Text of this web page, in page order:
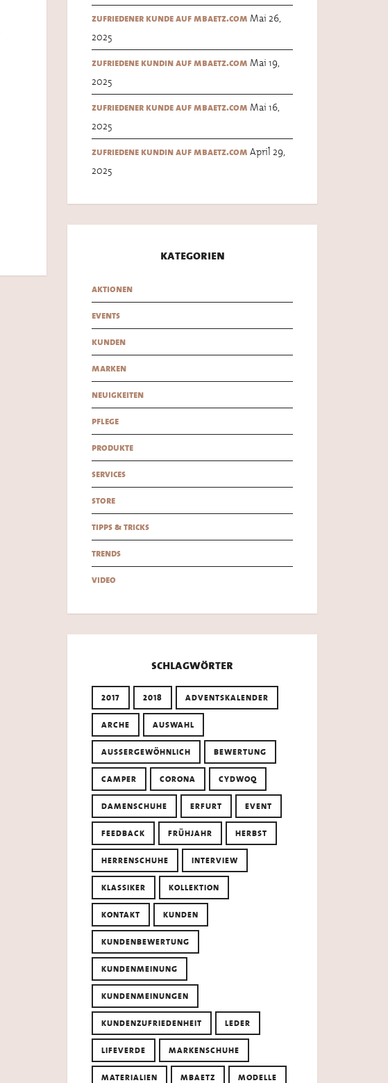
zufriedener kunde auf mbaetz.com Mai 26,
2025
zufriedene kundin auf mbaetz.com Mai 19,
2025
zufriedener kunde auf mbaetz.com Mai 16,
2025
zufriedene kundin auf mbaetz.com April 29,
2025
kategorien
aktionen
events
kunden
marken
neuigkeiten
pflege
produkte
services
store
tipps & tricks
trends
video
schlagwörter
2017 2018 ADVENTSKALENDER
ARCHE AUSWAHL
AUSSERGEWÖHNLICH BEWERTUNG
CAMPER CORONA CYDWOQ
DAMENSCHUHE ERFURT EVENT
FEEDBACK FRÜHJAHR HERBST
HERRENSCHUHE INTERVIEW
KLASSIKER KOLLEKTION
KONTAKT KUNDEN
KUNDENBEWERTUNG
KUNDENMEINUNG
KUNDENMEINUNGEN
KUNDENZUFRIEDENHEIT LEDER
LIFEVERDE MARKENSCHUHE
MATERIALIEN MBAETZ MODELLE